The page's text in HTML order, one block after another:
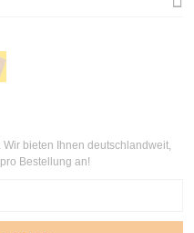
bieten Ihnen deutschlandweit,
Bestellung an!